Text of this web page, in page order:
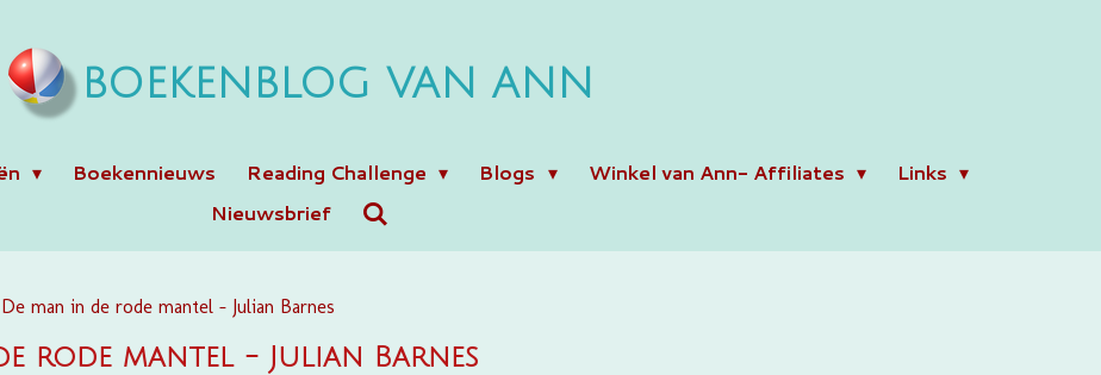
BOEKENBLOG VAN ANN
Boekennieuws Reading Challenge Blogs Winkel van Ann- Affiliates
Links
Nieuwsbrief
De man in de rode mantel - Julian Barnes
rode mantel - Julian Barnes